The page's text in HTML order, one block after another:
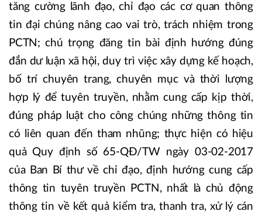
tăng cường lãnh đạo, chỉ đạo các cơ quan thông
tin đại chúng nâng cao vai trò, trách nhiệm trong
PCTN; chú trọng đăng tin bài định hướng đúng
đắn dư luận xã hội, duy trì việc xây dựng kế hoạch,
bố trí chuyên trang, chuyên mục và thời lượng
hợp lý để tuyên truyền, nhằm cung cấp kịp thời,
đúng pháp luật cho công chúng những thông tin
có liên quan đến tham nhũng; thực hiện có hiệu
quả Quy định số 65-QĐ/TW ngày 03-02-2017
của Ban Bí thư về chỉ đạo, định hướng cung cấp
thông tin tuyên truyền PCTN, nhất là chủ động
thông tin về kết quả kiểm tra, thanh tra, xử lý cán